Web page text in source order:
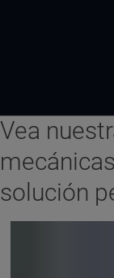
Vea
solución